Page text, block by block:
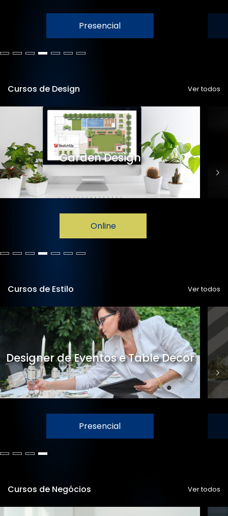
Presencial
Cursos de Design Ver todos
Garden Design
Online
Cursos de Estilo Ver todos
Designer de Eventos e Table Decor
Presencial
Cursos de Negócios Ver todos